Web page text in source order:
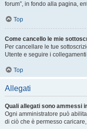
forum”, in fondo alla pagina,
Top
Come cancello le mie
Per cancellare le tue
Utente e seguire i
Top
Allegati
Quali allegati sono ammessi
Ogni amministratore può
di ciò che è permesso